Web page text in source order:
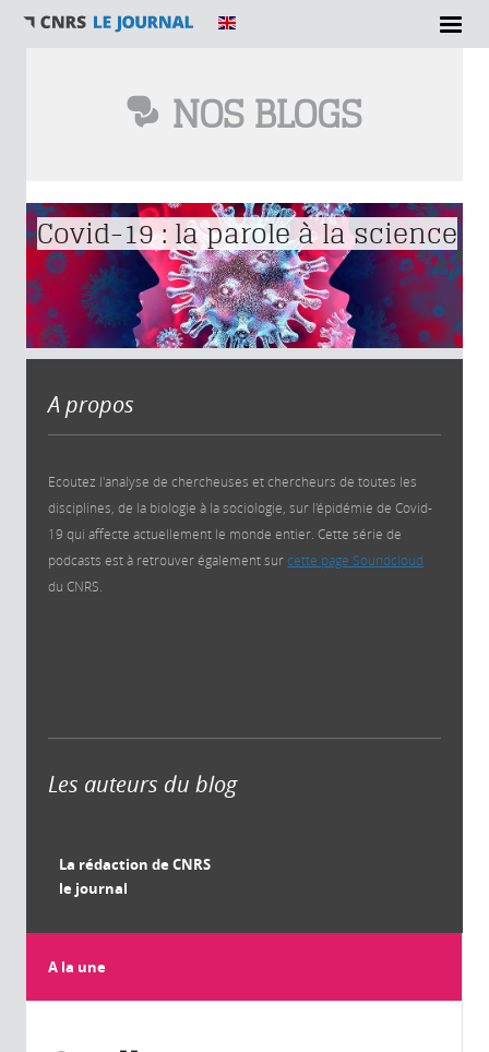
NOS BLOGS
Vous êtes ici
Covid-19 : la parole à la science
A propos
Ecoutez l'analyse de chercheuses et chercheurs de toutes les
disciplines, de la biologie à la sociologie, sur l'épidémie de Covid-
19 qui affecte actuellement le monde entier. Cette série de
podcasts est à retrouver également surcette page Soundcloud
du CNRS.
Les auteurs du blog
La rédaction de CNRS
le journal
A la une